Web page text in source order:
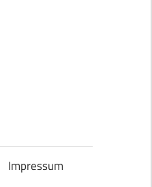
Impressum